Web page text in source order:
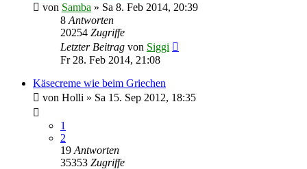
von Samba » Sa 8. Feb 2014, 20:39
8 Antworten
20254 Zugriffe
Letzter Beitrag von Siggi
Fr 28. Feb 2014, 21:08
Käsecreme wie beim Griechen
von Holli » Sa 15. Sep 2012, 18:35
1
2
19 Antworten
35353 Zugriffe